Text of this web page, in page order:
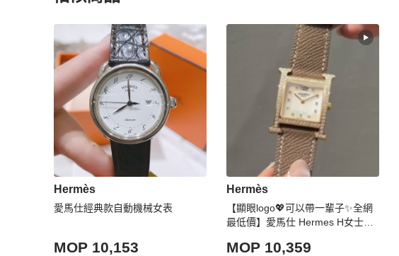
更多相似Hermès女錶推薦精品
Hermès
愛馬仕經典款自動機械女表
MOP 10,153
Hermès
【顯眼logo💖可以帶一輩子✨全網
最低價】愛馬仕 Hermes H女士石
MOP 10,359